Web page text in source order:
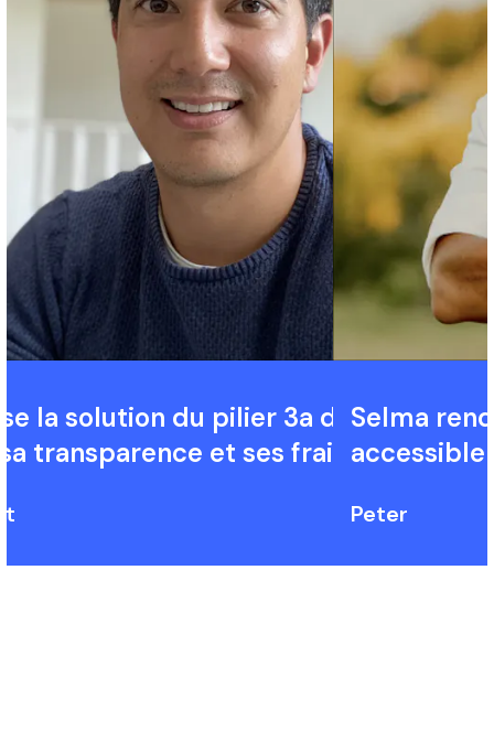
la solution du pilier 3a de Selma
transparence et ses frais peu élevés.
Selma
accessible
Peter